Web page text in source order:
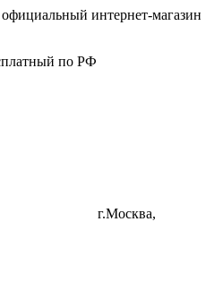
интернет-магазин
по РФ
г.Москва,